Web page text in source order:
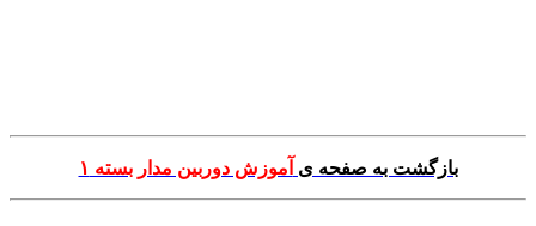
بازگشت به صفحه ی آموزش دوربین مدار بسته ۱